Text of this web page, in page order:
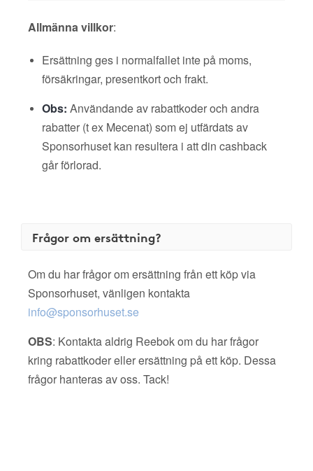
Allmänna villkor:
Ersättning ges i normalfallet inte på moms,
försäkringar, presentkort och frakt.
Obs: Användande av rabattkoder och andra
rabatter (t ex Mecenat) som ej utfärdats av
Sponsorhuset kan resultera i att din cashback
går förlorad.
Frågor om ersättning?
Om du har frågor om ersättning från ett köp via
Sponsorhuset, vänligen kontakta
info@sponsorhuset.se
OBS: Kontakta aldrig Reebok om du har frågor
kring rabattkoder eller ersättning på ett köp. Dessa
frågor hanteras av oss. Tack!